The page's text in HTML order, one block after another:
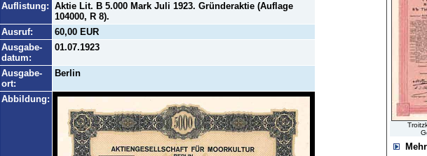
Auflistung: Aktie Lit. B 5.000 Mark Juli 1923. Gründeraktie (Auflage
104000, R 8).
Ausruf:
60,00 EUR
Ausgabe-
datum:
01.07.1923
Ausgabe-
ort:
Berlin
Abbildung: